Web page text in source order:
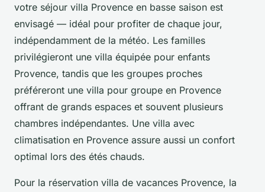
votre séjour villa Provence en basse saison est
envisagé — idéal pour profiter de chaque jour,
indépendamment de la météo. Les familles
privilégieront une villa équipée pour enfants
Provence, tandis que les groupes proches
préféreront une villa pour groupe en Provence
offrant de grands espaces et souvent plusieurs
chambres indépendantes. Une villa avec
climatisation en Provence assure aussi un confort
optimal lors des étés chauds.
Pour la réservation villa de vacances Provence, la